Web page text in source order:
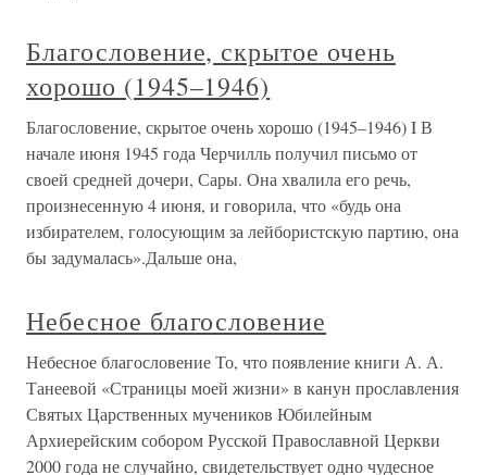
Благословение, скрытое очень
хорошо (1945–1946)
Благословение, скрытое очень хорошо (1945–1946) I В
начале июня 1945 года Черчилль получил письмо от
своей средней дочери, Сары. Она хвалила его речь,
произнесенную 4 июня, и говорила, что «будь она
избирателем, голосующим за лейбористскую партию, она
бы задумалась».Дальше она,
Небесное благословение
Небесное благословение То, что появление книги А. А.
Танеевой «Страницы моей жизни» в канун прославления
Святых Царственных мучеников Юбилейным
Архиерейским собором Русской Православной Церкви
2000 года не случайно, свидетельствует одно чудесное